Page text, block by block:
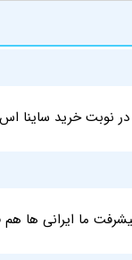
نوبت خرید ساینا اس
ما ایرانی ها